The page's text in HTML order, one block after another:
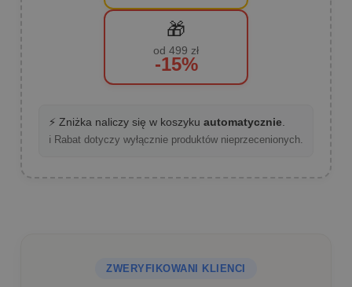
🎁
od 499 zł
-15%
⚡ Zniżka naliczy się w koszyku automatycznie
ℹ️ Rabat dotyczy wyłącznie produktów nieprzecenionych.
ZWERYFIKOWANI KLIENCI